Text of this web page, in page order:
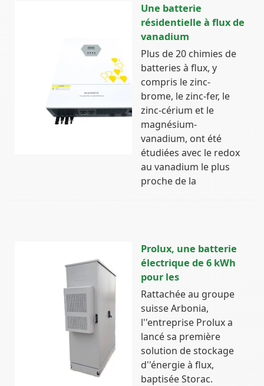
Une batterie
résidentielle à flux de
vanadium
Plus de 20 chimies de
batteries à flux, y
compris le zinc-
brome, le zinc-fer, le
zinc-cérium et le
magnésium-
vanadium, ont été
étudiées avec le redox
au vanadium le plus
proche de la
Prolux, une batterie
électrique de 6 kWh
pour les
Rattachée au groupe
suisse Arbonia,
l''entreprise Prolux a
lancé sa première
solution de stockage
d''énergie à flux,
baptisée Storac.